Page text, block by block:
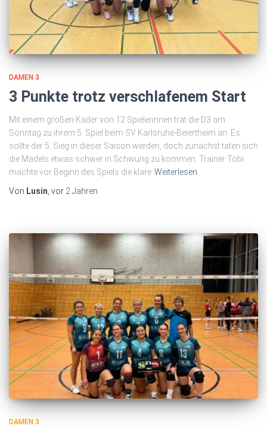
DAMEN 3
3 Punkte trotz verschlafenem Start
Mit einem großen Kader von 12 Spielerinnen trat die D3 am
Sonntag zu ihrem 5. Spiel beim SV Karlsruhe-Beiertheim an. Es
sollte der 5. Sieg in dieser Saison werden, doch zunächst taten sich
die Mädels etwas schwer in Schwung zu kommen. Trainer Tobi
machte vor Beginn des Spiels die klare Weiterlesen
Von Lusin , vor 2 Jahren
DAMEN 3